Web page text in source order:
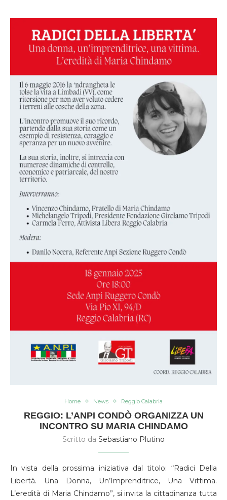
Home News Reggio Calabria
REGGIO: L’ANPI CONDÒ ORGANIZZA UN
INCONTRO SU MARIA CHINDAMO
Scritto da Sebastiano Plutino
In vista della prossima iniziativa dal titolo: “Radici Della
Libertà. Una Donna, Un’Imprenditrice, Una Vittima.
L’eredità di Maria Chindamo”, si invita la cittadinanza tutta